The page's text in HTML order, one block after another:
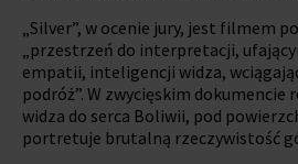
„Silver”, w ocenie jury, jest filmem
„przestrzeń do interpretacji,
empatii, inteligencji widza,
podróż”. W zwycięskim dokumencie
widza do serca Boliwii, pod
portretuje brutalną rzeczywistość